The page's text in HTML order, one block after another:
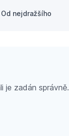
Od nejdražšího
je zadán správně.